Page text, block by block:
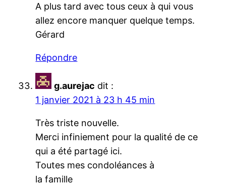
A plus tard avec tous ceux à qui vous
allez encore manquer quelque temps.
Gérard
Répondre
g.aurejac dit :
1 janvier 2021 à 23 h 45 min
Très triste nouvelle.
Merci infiniement pour la qualité de ce
qui a été partagé ici.
Toutes mes condoléances à
la famille